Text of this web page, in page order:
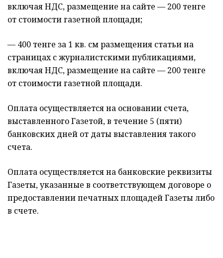
включая НДС, размещение на сайте — 200 тенге
от стоимости газетной площади;
— 400 тенге за 1 кв. см размещения статьи на
страницах с журналистскими публикациями,
включая НДС, размещение на сайте — 200 тенге
от стоимости газетной площади.
Оплата осуществляется на основании счета,
выставленного Газетой, в течение 5 (пяти)
банковских дней от даты выставления такого
счета.
Оплата осуществляется на банковские реквизиты
Газеты, указанные в соответствующем договоре о
предоставлении печатных площадей Газеты либо
в счете.